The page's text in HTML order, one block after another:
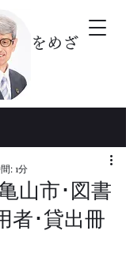
街をめざ
山市･図書
者･貸出冊
: 1分